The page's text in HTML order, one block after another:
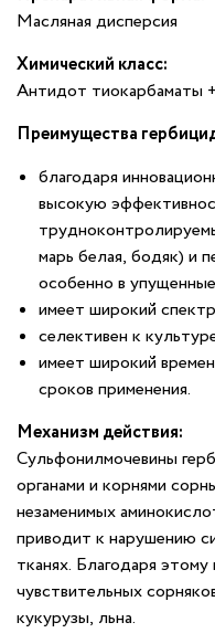
Масляная дисперсия
Химический класс:
Антидот тиокарбаматы
Преимущества
благодаря
высокую
марь белая, бодяк) и
особенно в
имеет широкий
селективен к
имеет широкий
сроков применения.
Механизм действия:
Сульфонилмочевины
органами и корнями
незаменимых
приводит к нарушению
тканях. Благодаря
чувствительных
кукурузы, льна.